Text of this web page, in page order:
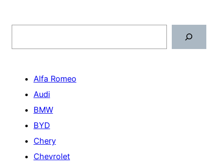
Alfa Romeo
Audi
BMW
BYD
Chery
Chevrolet